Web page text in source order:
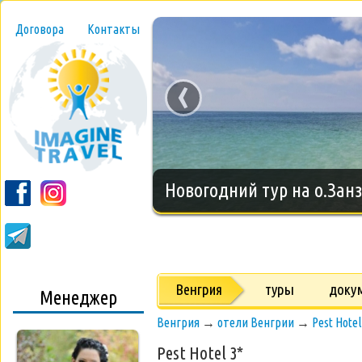
Договора Контакты
Новогодний тур на
‹
Менеджер Венгрия туры
Венгрия → отели Венгрии → Pest
Pest Hotel 3*